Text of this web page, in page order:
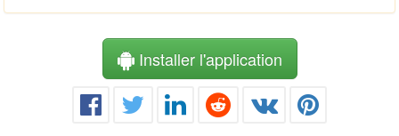
Installer l'application